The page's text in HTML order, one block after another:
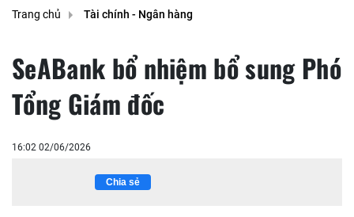
Trang chủ Tài chính - Ngân hàng
SeABank bổ nhiệm bổ sung Phó
Tổng Giám đốc
16:02 02/06/2026
Chia sẻ